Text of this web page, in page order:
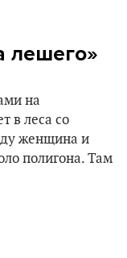
лешего»
на
в леса со
женщина и
полигона. Там